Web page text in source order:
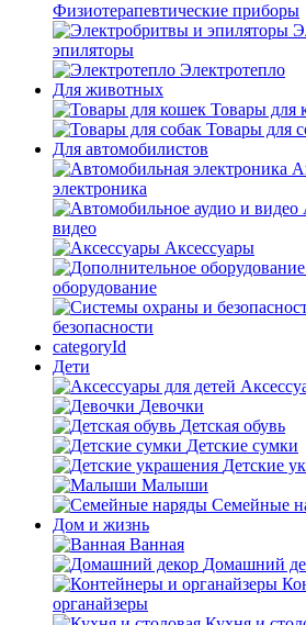
Физиотерапевтические приборы
эпиляторы
Электротепло
Для животных
Товары для
Товары для
Для автомобилистов
электроника
видео
Аксессуары
оборудование
безопасности
categoryId
Дети
Девочки
Детская обувь
Детские сумки
Детские
Малыши
Семейные
Дом и жизнь
Ванная
Домашний
органайзеры